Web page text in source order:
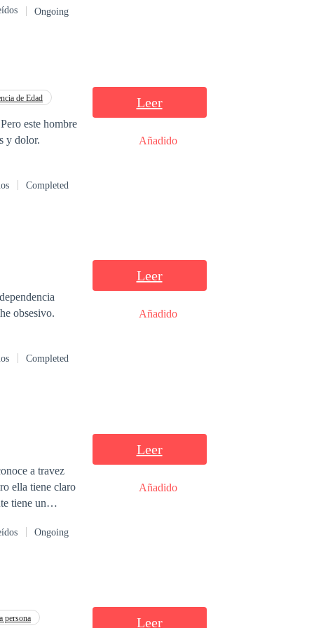
muerta. Sin
cuando
completo,
Ongoing
de Edad
este hombre
y dolor.
Completed
Leer
Añadido
obsesivo.
Completed
Leer
Añadido
tiene un
se apague.
Ongoing
Leer
Añadido
persona
Leer